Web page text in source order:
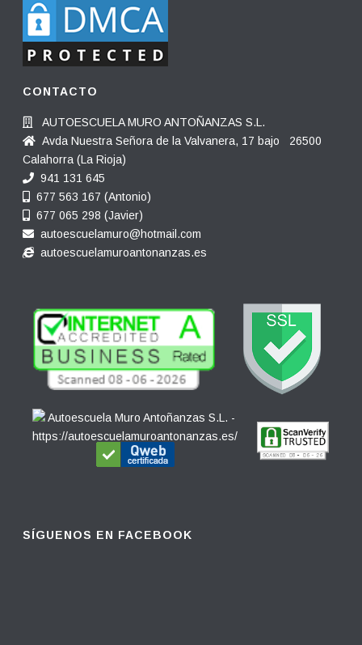
CONTACTO
AUTOESCUELA MURO ANTOÑANZAS S.L.
Avda Nuestra Señora de la Valvanera, 17 bajo 26500
Calahorra (La Rioja)
941 131 645
677 563 167 (Antonio)
677 065 298 (Javier)
autoescuelamuro@hotmail.com
autoescuelamuroantonanzas.es
SÍGUENOS EN FACEBOOK